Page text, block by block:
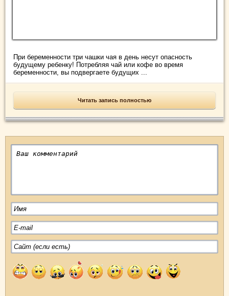
При беременности три чашки чая в день несут опасность
будущему ребенку! Потребляя чай или кофе во время
беременности, вы подвергаете будущих ...
Читать запись полностью